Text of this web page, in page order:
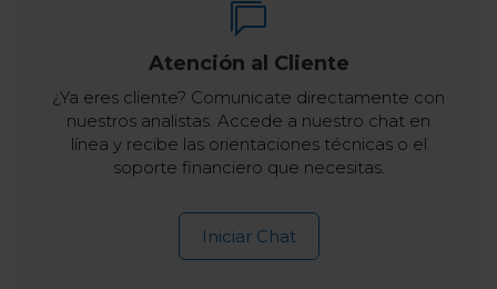
Atención al Cliente
¿Ya eres cliente? Comunicate directamente con
nuestros analistas. Accede a nuestro chat en
línea y recibe las orientaciones técnicas o el
soporte financiero que necesitas.
Iniciar Chat